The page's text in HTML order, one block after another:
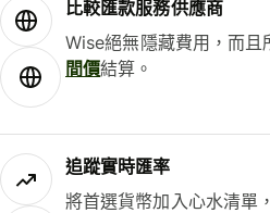
比較匯款服務供應商
Wise絕無隱藏費用，而且
間價結算。
追蹤實時匯率
將首選貨幣加入心水清單